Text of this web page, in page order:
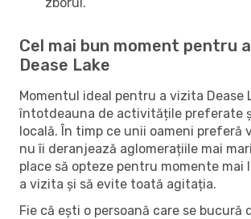
Cel mai bun moment pentru
Dease Lake
Momentul ideal pentru a vizita Dease
întotdeauna de activitățile preferate
locală. În timp ce unii oameni preferă
nu îi deranjează aglomerațiile mai
place să opteze pentru momente
a vizita și să evite toată agitația.
Fie că ești o persoană care se bucură